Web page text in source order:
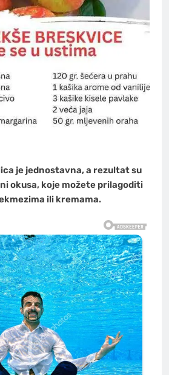
je jednostavna, a rezultat su
okusa, koje možete prilagoditi
ili kremama.